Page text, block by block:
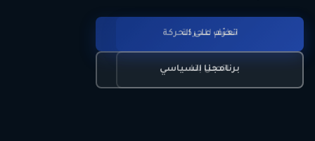
تعرّف على الحركة
برنامجنا السياسي
انضم للحركة
اتصل بنا